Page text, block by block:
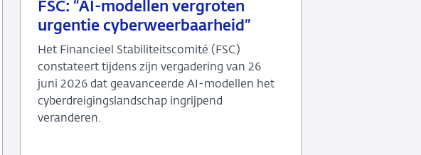
FSC: “AI-modellen vergroten
urgentie cyberweerbaarheid”
2026
Het Financieel Stabiliteitscomité (FSC)
constateert tijdens zijn vergadering van 26
juni 2026 dat geavanceerde AI-modellen het
cyberdreigingslandschap ingrijpend
veranderen.